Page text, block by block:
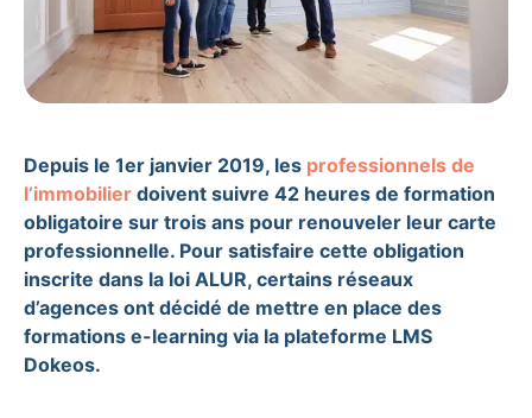
Depuis le 1er janvier 2019, les professionnels de
l’immobilier doivent suivre 42 heures de formation
obligatoire sur trois ans pour renouveler leur carte
professionnelle. Pour satisfaire cette obligation
inscrite dans la loi ALUR, certains réseaux
d’agences ont décidé de mettre en place des
formations e-learning via la plateforme LMS
Dokeos.